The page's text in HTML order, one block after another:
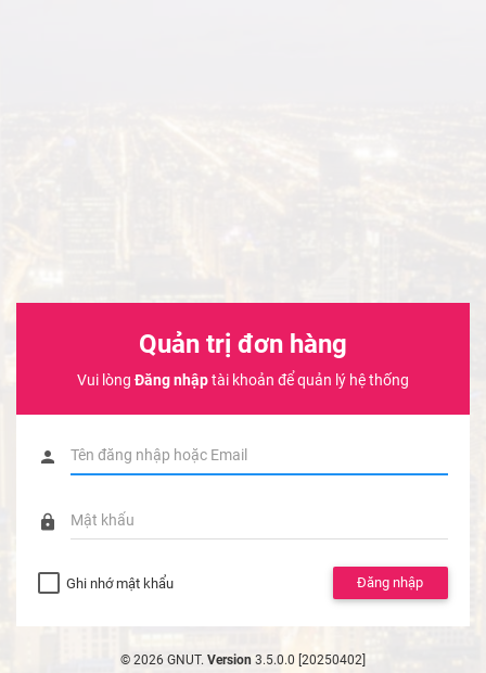
Quản trị đơn hàng
Vui lòngĐăng nhậptài khoản để quản lý hệ thống
person
lock
Ghi nhớ mật khẩu Đăng nhập
© 2026 GNUT. Version 3.5.0.0 [20250402]